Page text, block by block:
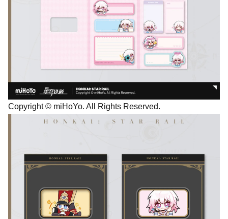
Copyright © miHoYo. All Rights Reserved.